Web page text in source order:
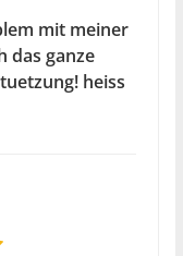
mit meiner
das ganze
heiss